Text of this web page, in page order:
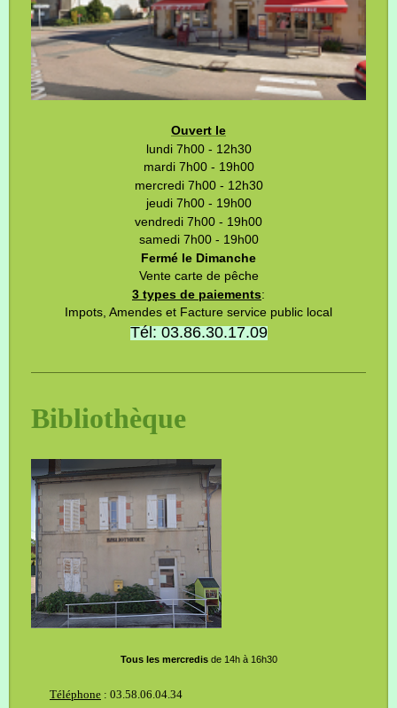
Ouvert le
lundi 7h00 - 12h30
mardi 7h00 - 19h00
mercredi 7h00 - 12h30
jeudi 7h00 - 19h00
vendredi 7h00 - 19h00
samedi 7h00 - 19h00
Fermé le Dimanche
Vente carte de pêche
3 types de paiements:
Impots, Amendes et Facture service public local
Tél: 03.86.30.17.09
Bibliothèque
Tous les mercredisde 14h à 16h30
Téléphone : 03.58.06.04.34